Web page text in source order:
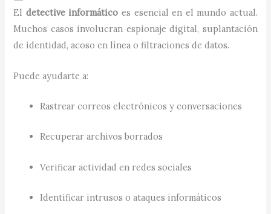
El detective informático es esencial en el mundo actual.
Muchos casos involucran espionaje digital, suplantación
de identidad, acoso en línea o filtraciones de datos.
Puede ayudarte a:
Rastrear correos electrónicos y conversaciones
Recuperar archivos borrados
Verificar actividad en redes sociales
Identificar intrusos o ataques informáticos